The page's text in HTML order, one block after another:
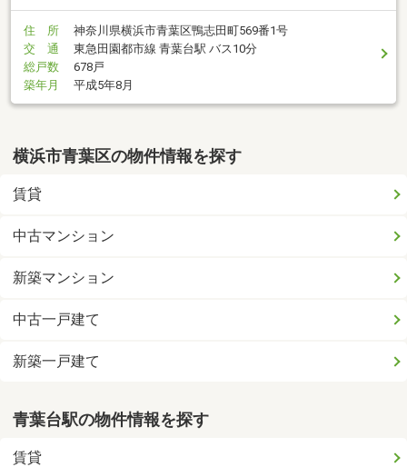
住 所
神奈川県横浜市青葉区鴨志田町569番1号
交 通
東急田園都市線 青葉台駅 バス10分
総戸数
678戸
築年月
平成5年8月
横浜市青葉区の物件情報を探す
賃貸
中古マンション
新築マンション
中古一戸建て
新築一戸建て
青葉台駅の物件情報を探す
賃貸